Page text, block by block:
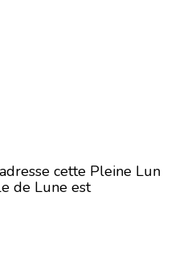
cette Pleine Lun
de Lune est